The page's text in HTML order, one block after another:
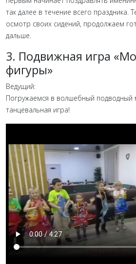
так далее в течение всего праздника.
осмотр своих сидений, продолжаем
дальше.
3. Подвижная игра
фигуры»
Ведущий:
Погружаемся в волшебный подводный
танцевальная игра!